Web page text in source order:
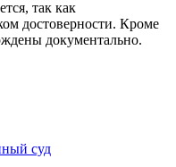
так как
достоверности. Кроме
документально.
суд